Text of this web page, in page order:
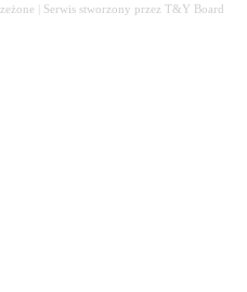
| Serwis stworzony przez T&Y Board